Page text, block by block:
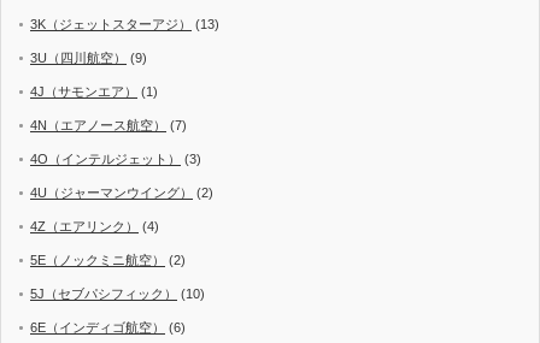
3K（ジェットスターアジ） (13)
3U（四川航空） (9)
4J（サモンエア） (1)
4N（エアノース航空） (7)
4O（インテルジェット） (3)
4U（ジャーマンウイング） (2)
4Z（エアリンク） (4)
5E（ノックミニ航空） (2)
5J（セブパシフィック） (10)
6E（インディゴ航空） (6)